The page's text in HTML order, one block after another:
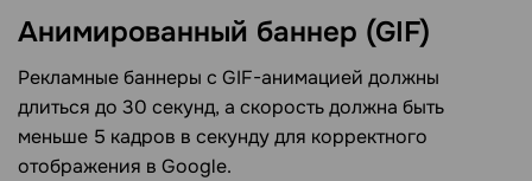
Анимированный баннер (GIF)
Рекламные баннеры с GIF-анимацией должны
длиться до 30 секунд, а скорость должна быть
меньше 5 кадров в секунду для корректного
отображения в Google.